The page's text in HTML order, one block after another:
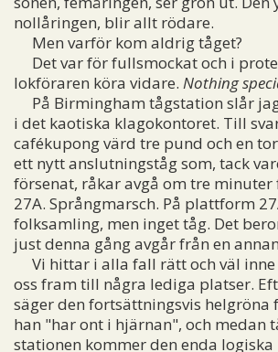
nollåringen, blir allt rödare.
Men varför kom aldrig tåget?
Det var för fullsmockat och i
lokföraren köra vidare. Nothing
På Birmingham tågstation slår
i det kaotiska klagokontoret. Till
cafékupong värd tre pund och en
ett nytt anslutningståg som, tack
försenat, råkar avgå om tre
27A. Språngmarsch. På plattform
folksamling, men inget tåg. Det
just denna gång avgår från en
Vi hittar i alla fall rätt och väl inne
oss fram till några lediga platser.
säger den fortsättningsvis helgröna
han "har ont i hjärnan", och medan
stationen kommer den enda logiska